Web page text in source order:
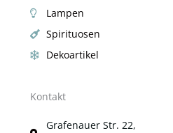
Lampen
Spirituosen
Dekoartikel
Kontakt
Grafenauer Str. 22,